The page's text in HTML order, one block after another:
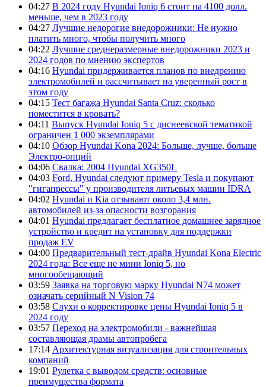
04:27 В 2024 году Hyundai Ioniq 6 стоит на 4100 долл.
меньше, чем в 2023 году
04:27 Лучшие недорогие внедорожники: Не нужно
платить много, чтобы получить много
04:22 Лучшие среднеразмерные внедорожники 2023 и
2024 годов по мнению экспертов
04:16 Hyundai придерживается планов по внедрению
электромобилей и рассчитывает на уверенный рост в
этом году
04:15 Тест багажа Hyundai Santa Cruz: сколько
поместится в кровать?
04:11 Выпуск Hyundai Ioniq 5 с диснеевской тематикой
ограничен 1 000 экземплярами
04:10 Обзор Hyundai Kona 2024: Больше, лучше, больше
Электро-опций
04:06 Свалка: 2004 Hyundai XG350L
04:03 Ford, Hyundai следуют примеру Tesla и покупают
"гигапрессы" у производителя литьевых машин IDRA
04:02 Hyundai и Kia отзывают около 3,4 млн.
автомобилей из-за опасности возгорания
04:01 Hyundai предлагает бесплатное домашнее зарядное
устройство и кредит на установку для поддержки
продаж EV
04:00 Предварительный тест-драйв Hyundai Kona Electric
2024 года: Все еще не мини Ioniq 5, но
многообещающий
03:59 Заявка на торговую марку Hyundai N74 может
означать серийный N Vision 74
03:58 Слухи о корректировке цены Hyundai Ioniq 5 в
2024 году
03:57 Переход на электромобили - важнейшая
составляющая драмы автопробега
17:14 Архитектурная визуализация для строительных
компаний
19:01 Рулетка с выводом средств: основные
преимущества формата